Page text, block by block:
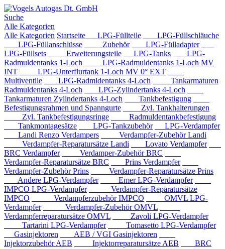
Suche
Alle Kategorien
Alle Kategorien Startseite LPG-Füllteile
LPG-Füllschläuche
LPG-Füllanschlüsse
Zubehör
LPG-Fülladapter
LPG-Füllsets
Erweiterungsteile LPG-Tanks
LPG-
Radmuldentanks 1-Loch
LPG-Radmuldentanks 1-Loch MV
INT
LPG-Unterflurtank 1-Loch MV 0° EXT
Multiventile
LPG-Radmldentanks 4-Loch
Tankarmaturen
Radmuldentanks 4-Loch
LPG-Zylindertanks 4-Loch
Tankarmaturen Zylindertanks 4-Loch
Tankbefestigung
Befestigungsrahmen und Spanngurte
Zyl. Tankhalterungen
Zyl. Tankbefestigungsringe
Radmuldentankbefestigung
Tankmontagesätze
LPG-Tankzubehör
LPG-Verdampfer
Landi Renzo Verdampers
Verdampfer-Zubehör Landi
Verdampfer-Reparatursätze Landi
Lovato Verdampfer
BRC Verdampfer
Verdamper-Zubehör BRC
Verdampfer-Reparatursätze BRC
Prins Verdampfer
Verdampfer-Zubehör Prins
Verdampfer-Reparatursätze Prins
Andere LPG-Verdampfer
Emer LPG-Verdampfer
IMPCO LPG-Verdampfer
Verdampfer-Reparatursätze
IMPCO
Verdampferzubehör IMPCO
OMVL LPG-
Verdampfer
Verdampfer-Zubehör OMVL
Verdampferreparatursätze OMVL
Zavoli LPG-Verdampfer
Tartarini LPG-Verdampfer
Tomasetto LPG-Verdampfer
Gasinjektoren
AEB / VGI Gasinjektoren
Injektorzubehör AEB
Injektorreparatursätze AEB
BRC